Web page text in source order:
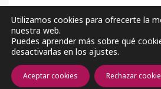
Política de privacidad Aviso
2026 © Almería Noticias. Todos los
Utilizamos cookies para ofrecerte la
nuestra web.
Puedes aprender más sobre qué
desactivarlas en los ajustes.
Aceptar cookies Rechazar